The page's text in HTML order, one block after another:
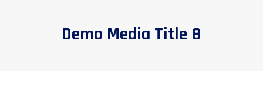
Demo Media Title 8